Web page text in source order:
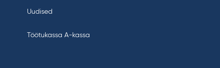
Uudised
Töötukassa A-kassa